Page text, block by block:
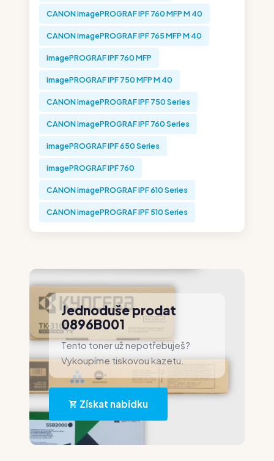
CANON imagePROGRAF IPF 760 MFP M 40
CANON imagePROGRAF IPF 765 MFP M 40
imagePROGRAF IPF 760 MFP
imagePROGRAF IPF 750 MFP M 40
CANON imagePROGRAF IPF 750 Series
CANON imagePROGRAF IPF 760 Series
imagePROGRAF IPF 650 Series
imagePROGRAF IPF 760
CANON imagePROGRAF IPF 610 Series
CANON imagePROGRAF IPF 510 Series
Jednoduše prodat
0896B001
Tento toner už nepotřebuješ?
Vykoupíme tiskovou kazetu.
Získat nabídku